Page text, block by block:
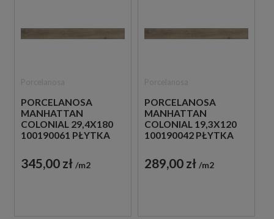
PORCELANOSA
MANHATTAN
COLONIAL 29,4X180
100190061 PŁYTKA
345,00 zł m2
PORCELANOSA
MANHATTAN
COLONIAL 19,3X120
100190042 PŁYTKA
289,00 zł m2